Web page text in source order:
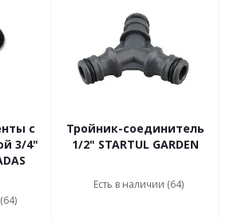
с
3/4"
Тройник-соединитель
1/2" STARTUL GARDEN
Есть в наличии (64)